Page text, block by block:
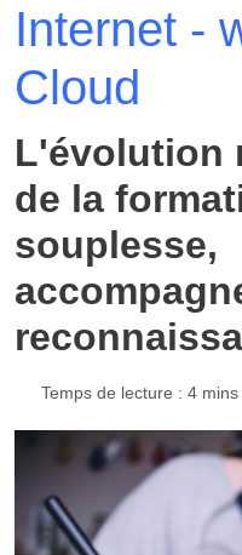
Internet -
Cloud
L'évolution
de la
souplesse,
Temps de lecture : 4 mins